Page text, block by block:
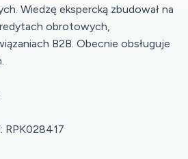
Wiedzę ekspercką zbudował na
obrotowych,
B2B. Obecnie obsługuje
RPK028417